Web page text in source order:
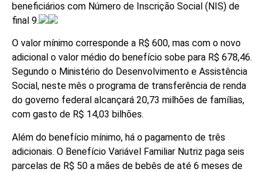
beneficiários com Número de Inscrição Social (NIS) de
final 9.
O valor mínimo corresponde a R$ 600, mas com o novo
adicional o valor médio do benefício sobe para R$ 678,46.
Segundo o Ministério do Desenvolvimento e Assistência
Social, neste mês o programa de transferência de renda
do governo federal alcançará 20,73 milhões de famílias,
com gasto de R$ 14,03 bilhões.
Além do benefício mínimo, há o pagamento de três
adicionais. O Benefício Variável Familiar Nutriz paga seis
parcelas de R$ 50 a mães de bebês de até 6 meses de